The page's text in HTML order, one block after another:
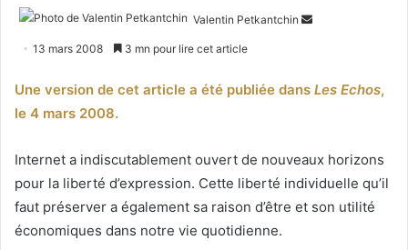
Valentin Petkantchin
Envoyer
13 mars 2008 3 mn pour lire cet article
Une version de cet article a été publiée dans Les Echos,
le 4 mars 2008.
Internet a indiscutablement ouvert de nouveaux horizons
pour la liberté d’expression. Cette liberté individuelle qu’il
faut préserver a également sa raison d’être et son utilité
économiques dans notre vie quotidienne.